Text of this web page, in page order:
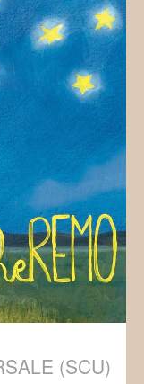
(SCU)